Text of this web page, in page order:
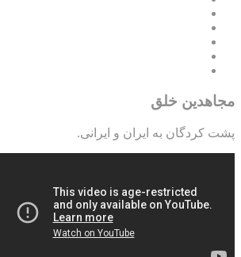
مجاهدین خلق
پشت کردگان به ایران و ایرانی.